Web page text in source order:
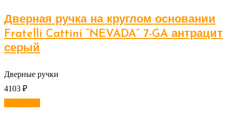
Дверная ручка на круглом основании
Fratelli Cattini “NEVADA” 7-GA антрацит
серый
Дверные ручки
4103 ₽